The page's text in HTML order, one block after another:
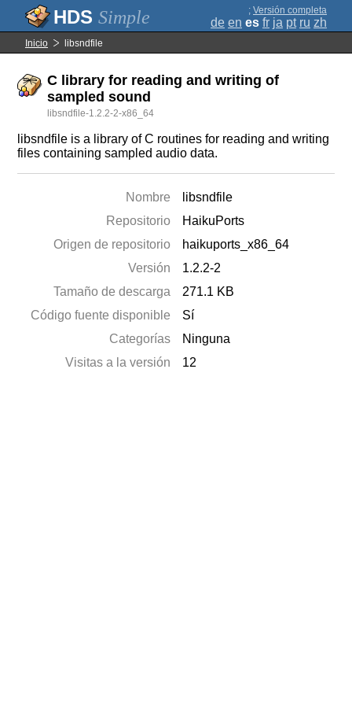
Simple ; Versión completa
de en es fr ja pt ru zh
Inicio libsndfile
C library for reading and writing of
sampled sound
libsndfile-1.2.2-2-x86_64
libsndfile is a library of C routines for reading and writing
files containing sampled audio data.
Nombre
libsndfile
Repositorio
HaikuPorts
Origen de repositorio
haikuports_x86_64
Versión
1.2.2-2
Tamaño de descarga
271.1 KB
Código fuente disponible
Sí
Categorías
Ninguna
Visitas a la versión
12